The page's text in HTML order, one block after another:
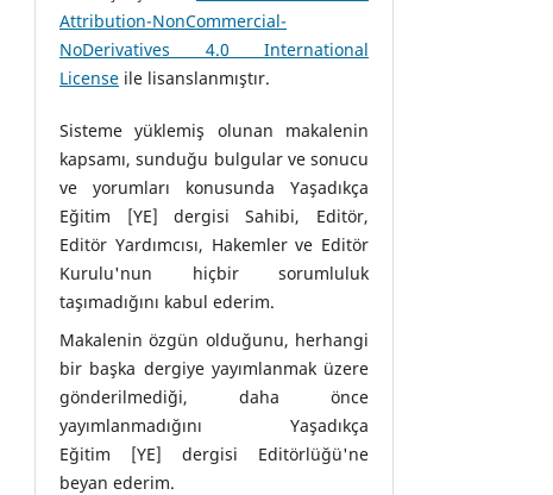
Attribution-NonCommercial-
NoDerivatives 4.0 International
License ile lisanslanmıştır.
Sisteme yüklemiş olunan makalenin
kapsamı, sunduğu bulgular ve sonucu
ve yorumları konusunda Yaşadıkça
Eğitim [YE] dergisi Sahibi, Editör,
Editör Yardımcısı, Hakemler ve Editör
Kurulu'nun hiçbir sorumluluk
taşımadığını kabul ederim.
Makalenin özgün olduğunu, herhangi
bir başka dergiye yayımlanmak üzere
gönderilmediği, daha önce
yayımlanmadığını Yaşadıkça
Eğitim [YE] dergisi Editörlüğü'ne
beyan ederim.